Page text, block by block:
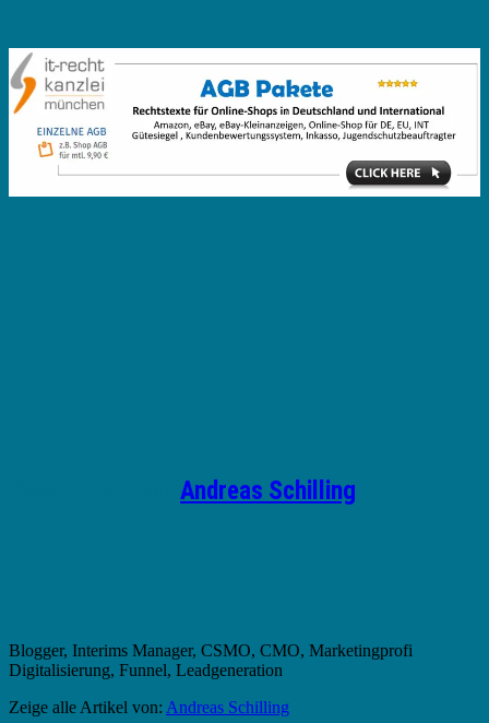
Andreas Schilling
Blogger, Interims Manager, CSMO, CMO, Marketingprofi
Digitalisierung, Funnel, Leadgeneration
Zeige alle Artikel von: Andreas Schilling